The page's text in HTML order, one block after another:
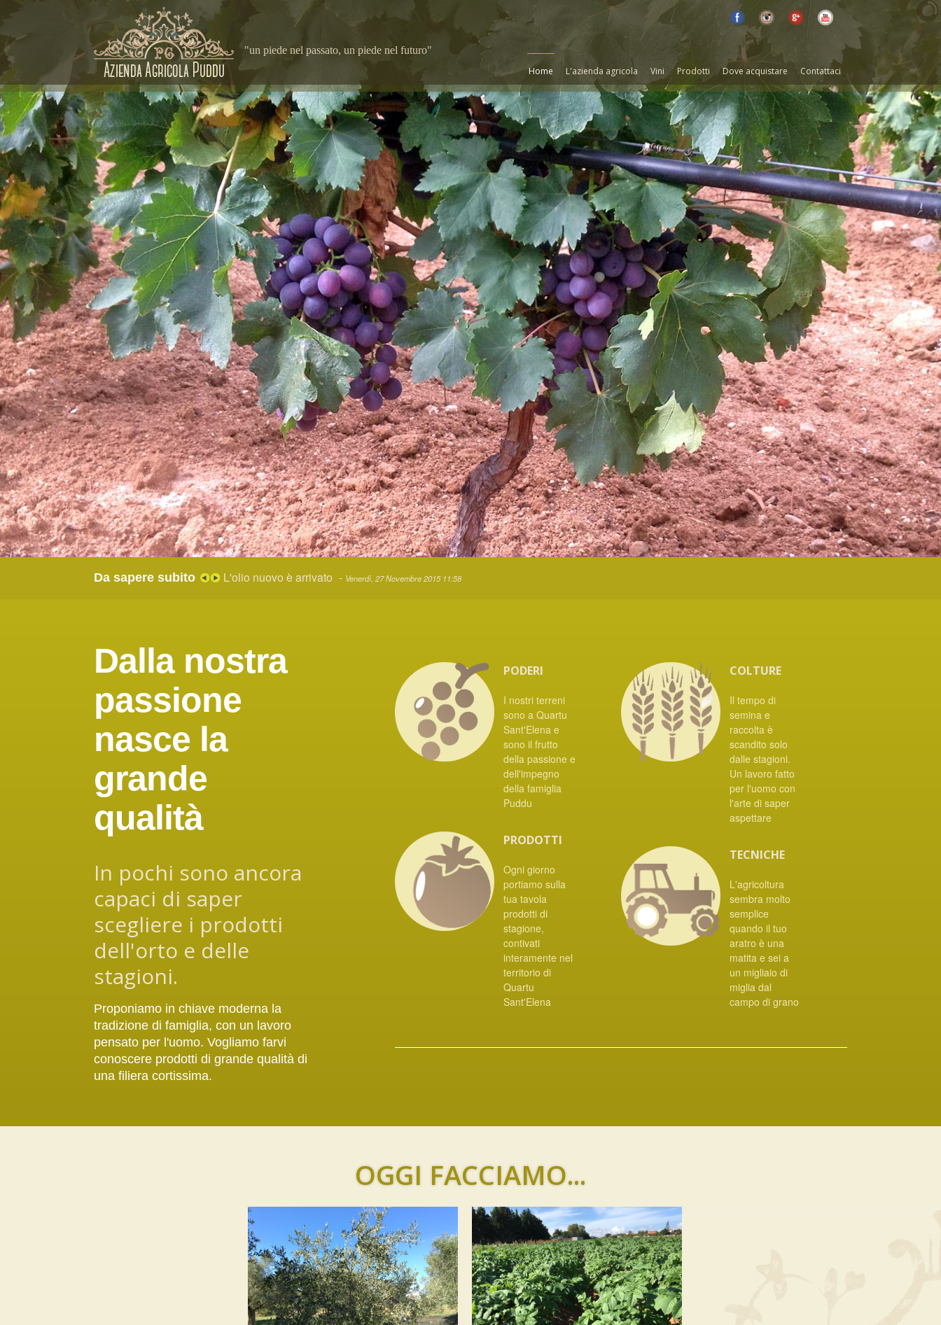
"un piede nel passato, un piede nel futuro"
Home
L'azienda agricola Vini Prodotti Dove acquistare Contattaci
Da sapere subito Stagione delle Olive.. Raccogliamo per ottenere il nostro Oro Vegetale
PODERI
I nostri terreni
sono a Quartu
Sant'Elena e
sono il frutto
della passione e
dell'impegno
della famiglia
Puddu
PRODOTTI
Ogni giorno
portiamo sulla
tua tavola
prodotti di
stagione,
contivati
interamente nel
territorio di
Quartu
Sant'Elena
COLTURE
Il tempo di
semina e
raccolta è
scandito solo
dalle stagioni.
Un lavoro fatto
per l'uomo con
l'arte di saper
aspettare
TECNICHE
L'agricoltura
sembra molto
semplice
quando il tuo
aratro è una
matita e sei a
un migliaio di
miglia dal
campo di grano
Dalla nostra
passione
nasce la
grande
qualità
In pochi sono ancora
capaci di saper
scegliere i prodotti
dell'orto e delle
stagioni.
Proponiamo in chiave moderna la
tradizione di famiglia, con un lavoro
pensato per l'uomo. Vogliamo farvi
conoscere prodotti di grande qualità di
una filiera cortissima.
OGGI FACCIAMO...